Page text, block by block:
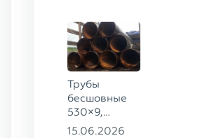
Трубы
бесшовные
530×9,
530×10 ст.
15.06.2026